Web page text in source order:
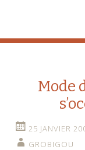
Mode
25 JANVIER
GROBIGOU